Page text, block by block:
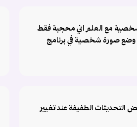
مع العلم اني محجبة فقط
صورة شخصية في برنامج
الطفيفة عند تغيير